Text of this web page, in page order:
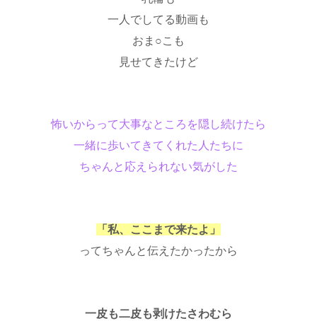
一人でしてる動画も
おま○こも
見せてきたけど
怖いからって大事なところを隠し続けたら
一緒に歩いてきてくれた人たちに
ちゃんと応えられない気がした
「私、ここまで来たよ」
ってちゃんと伝えたかったから
一皮も二皮も剥けたさわむら